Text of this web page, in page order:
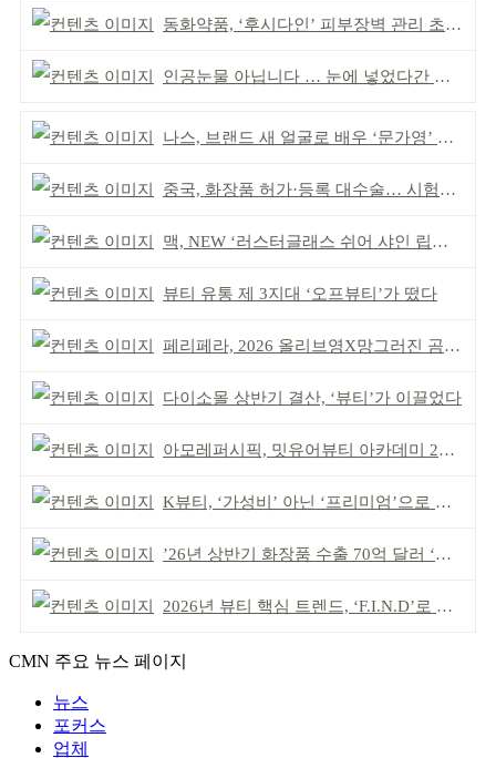
동화약품, ‘후시다인’ 피부장벽 관리 초점 ‘리브랜딩’
인공눈물 아닙니다 … 눈에 넣었다간 각막 손상
나스, 브랜드 새 얼굴로 배우 ‘문가영’ 발탁
중국, 화장품 허가·등록 대수술… 시험자료 공용 허용
맥, NEW ‘러스터글래스 쉬어 샤인 립스틱’ 출시
뷰티 유통 제 3지대 ‘오프뷰티’가 떴다
페리페라, 2026 올리브영X망그러진 곰 콜라보
다이소몰 상반기 결산, ‘뷰티’가 이끌었다
아모레퍼시픽, 밋유어뷰티 아카데미 2기 발대식
K뷰티, ‘가성비’ 아닌 ‘프리미엄’으로 승부걸어야
’26년 상반기 화장품 수출 70억 달러 ‘역대 최고’
2026년 뷰티 핵심 트렌드, ‘F.I.N.D’로 읽는다
CMN 주요 뉴스 페이지
뉴스
포커스
업체